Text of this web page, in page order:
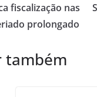
fiscalização nas
prolongado
também